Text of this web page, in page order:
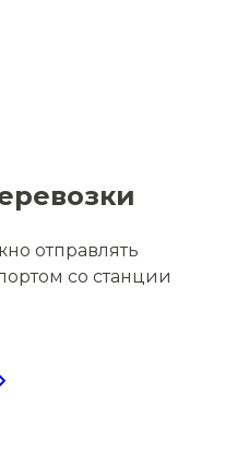
отправлять
со станции